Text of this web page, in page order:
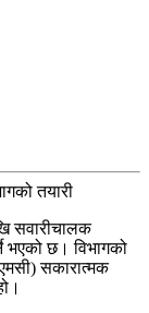
सवारीचालक
भएको छ। विभागको
सकारात्मक